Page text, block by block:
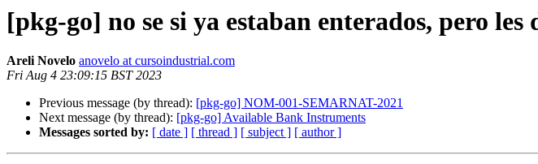
[pkg-go] no se si ya estaban enterados, pero
Areli Novelo anovelo at cursoindustrial.com
Fri Aug 4 23:09:15 BST 2023
Previous message (by thread): [pkg-go] NOM-001-SEMARNAT-2021
Next message (by thread): [pkg-go] Available Bank Instruments
Messages sorted by: [ date ] [ thread ] [ subject ] [ author ]